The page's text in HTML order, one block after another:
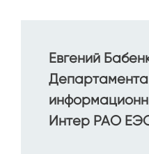
Евгений
Департамента
Интер РАО